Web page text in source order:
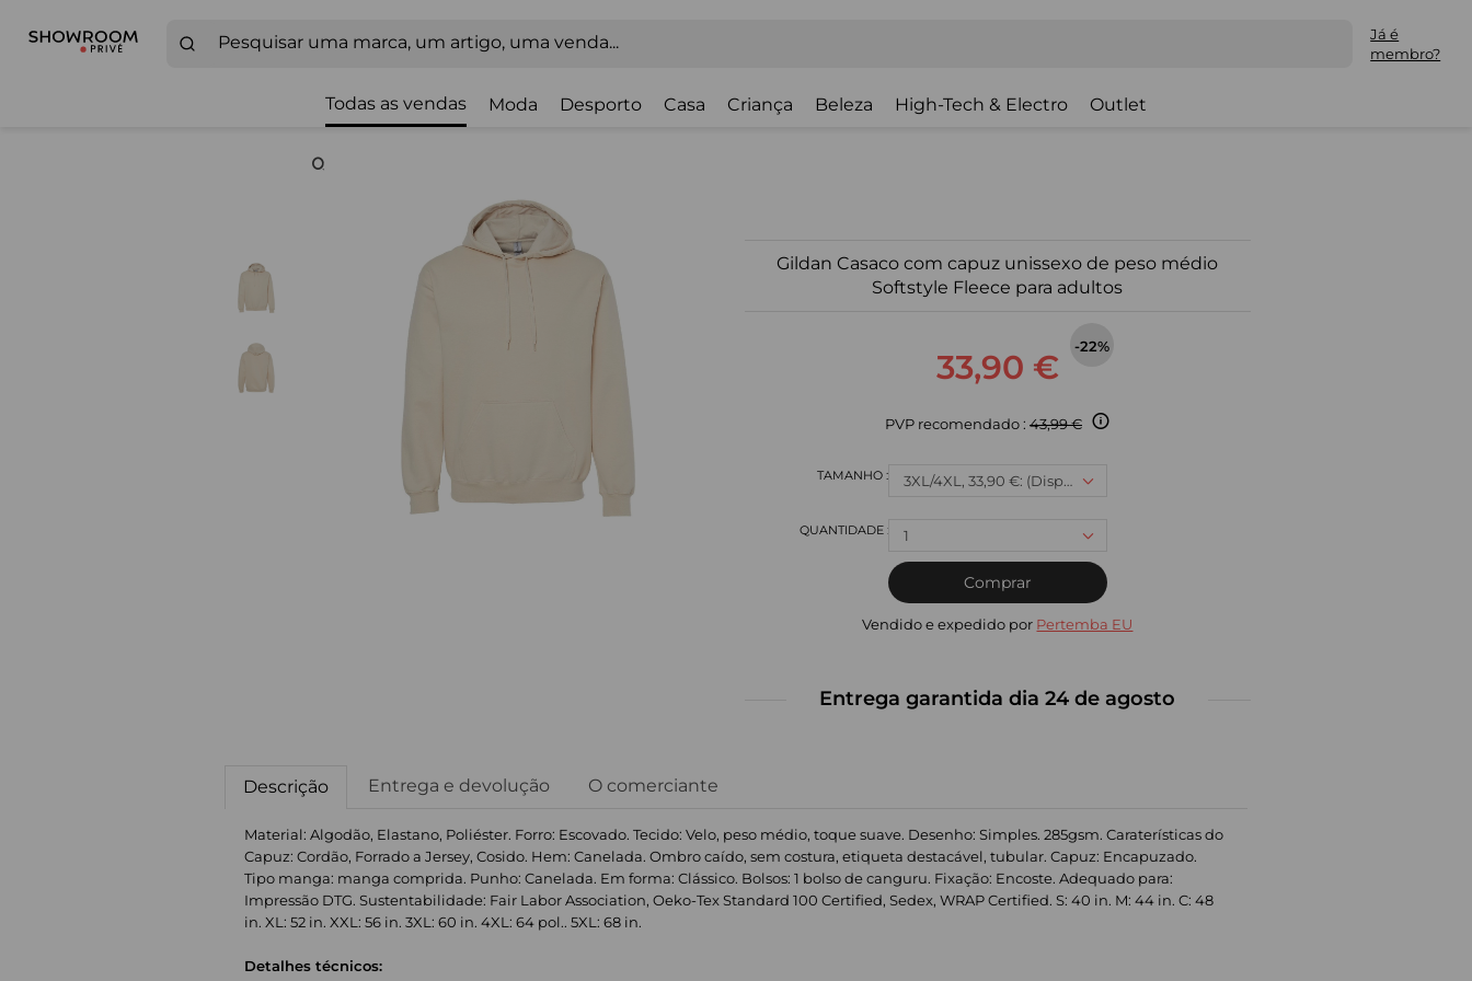
Já é
membro?
Todas as vendas Moda Desporto Casa Criança Beleza High-Tech & Electro Outlet
Gildan Casaco com capuz unissexo de peso médio
Softstyle Fleece para adultos
33,90 €
-22%
PVP recomendado : 43,99 €
3XL/4XL, 33,90 €: (Disponível)
1
Comprar
Vendido e expedido por Pertemba EU
Entrega garantida dia 24 de agosto
Descrição Entrega e devolução O comerciante
Material: Algodão, Elastano, Poliéster. Forro: Escovado. Tecido: Velo, peso médio, toque suave. Desenho: Simples. 285gsm. Caraterísticas do
Capuz: Cordão, Forrado a Jersey, Cosido. Hem: Canelada. Ombro caído, sem costura, etiqueta destacável, tubular. Capuz: Encapuzado.
Tipo manga: manga comprida. Punho: Canelada. Em forma: Clássico. Bolsos: 1 bolso de canguru. Fixação: Encoste. Adequado para:
Impressão DTG. Sustentabilidade: Fair Labor Association, Oeko-Tex Standard 100 Certified, Sedex, WRAP Certified. S: 40 in. M: 44 in. C: 48
in. XL: 52 in. XXL: 56 in. 3XL: 60 in. 4XL: 64 pol.. 5XL: 68 in.
Detalhes técnicos: